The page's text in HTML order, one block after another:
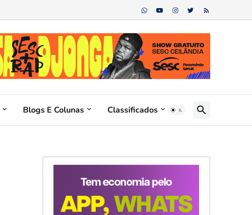
Blogs E Colunas Classificados